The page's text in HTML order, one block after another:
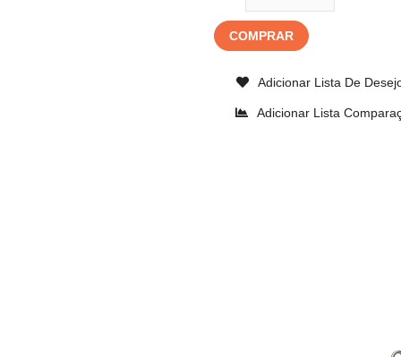
COMPRAR
Adicionar Lista De
Adicionar Lista